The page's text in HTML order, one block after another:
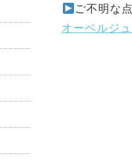
ご不明な
オーベルジ